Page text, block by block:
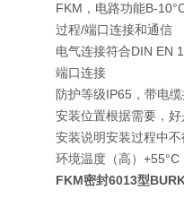
FKM，电路功能B-
过程/端口连接和通信
电气连接符合DIN EN
端口连接
防护等级IP65，带电
安装位置根据需要，
安装说明安装过程中
环境温度（高）+55°C
FKM密封6013型